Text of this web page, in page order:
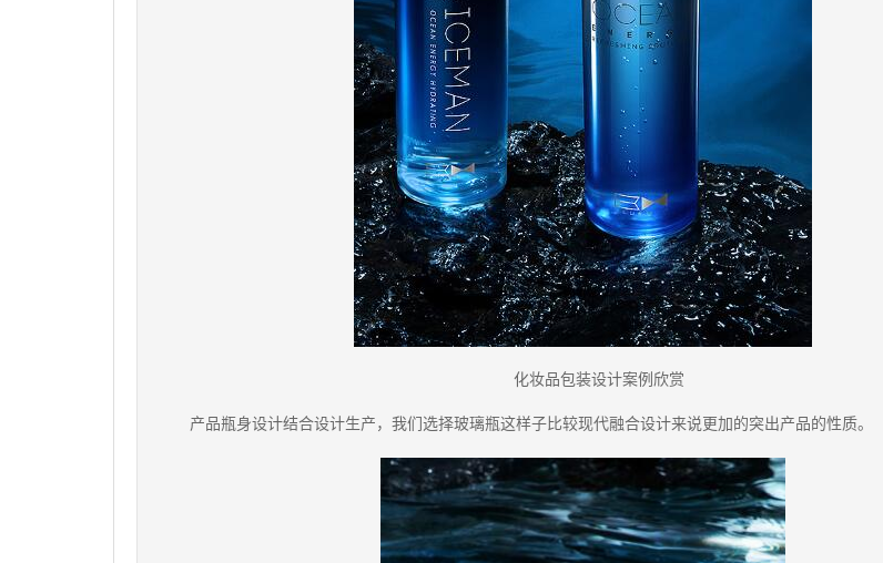
化妆品包装设计案例欣赏
产品瓶身设计结合设计生产，我们选择玻璃瓶这样子比较现代融合设计来说更加的突出产品的性质。